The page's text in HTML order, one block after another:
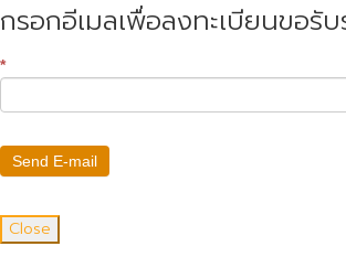
กรอกอีเมลเพื่อลงทะเบียนขอรั
*
Send E-mail
Close